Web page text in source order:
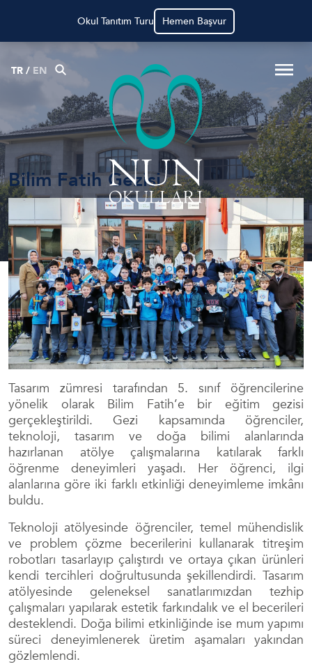
Okul Tanıtım Turu Hemen Başvur
TR/ EN
Haberler Bilim Fatih Gezisi
Bilim Fatih Gezisi
Tasarım zümresi tarafından 5. sınıf öğrencilerine
yönelik olarak Bilim Fatih’e bir eğitim gezisi
gerçekleştirildi. Gezi kapsamında öğrenciler,
teknoloji, tasarım ve doğa bilimi alanlarında
hazırlanan atölye çalışmalarına katılarak farklı
öğrenme deneyimleri yaşadı. Her öğrenci, ilgi
alanlarına göre iki farklı etkinliği deneyimleme imkânı
buldu.
Teknoloji atölyesinde öğrenciler, temel mühendislik
ve problem çözme becerilerini kullanarak titreşim
robotları tasarlayıp çalıştırdı ve ortaya çıkan ürünleri
kendi tercihleri doğrultusunda şekillendirdi. Tasarım
atölyesinde geleneksel sanatlarımızdan tezhip
çalışmaları yapılarak estetik farkındalık ve el becerileri
desteklendi. Doğa bilimi etkinliğinde ise mum yapımı
süreci deneyimlenerek üretim aşamaları yakından
gözlemlendi.